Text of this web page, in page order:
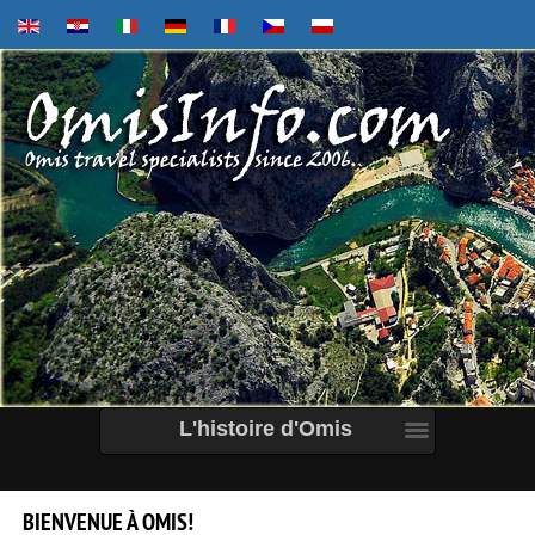
L'histoire d'Omis
BIENVENUEÀOMIS!